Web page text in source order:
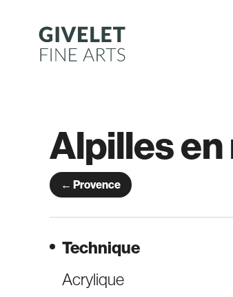
Alpilles en
← Provence
Technique
Acrylique